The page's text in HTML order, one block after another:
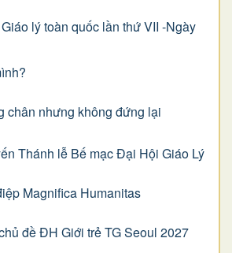
lý toàn quốc lần thứ VII -Ngày
chân nhưng không đứng lại
Thánh lễ Bế mạc Đại Hội Giáo Lý
Magnifica Humanitas
đề ĐH Giới trẻ TG Seoul 2027